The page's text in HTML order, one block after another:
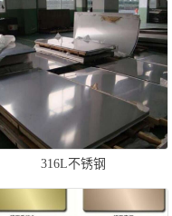
316L不锈钢